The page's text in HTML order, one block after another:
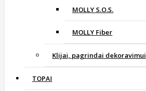
MOLLY S.O.S.
MOLLY Fiber
Klijai, pagrindai dekoravimui
TOPAI